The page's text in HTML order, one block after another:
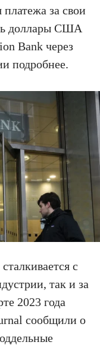
за свои
доллары США
Bank через
подробнее.
с
так и за
2023 года
сообщили о